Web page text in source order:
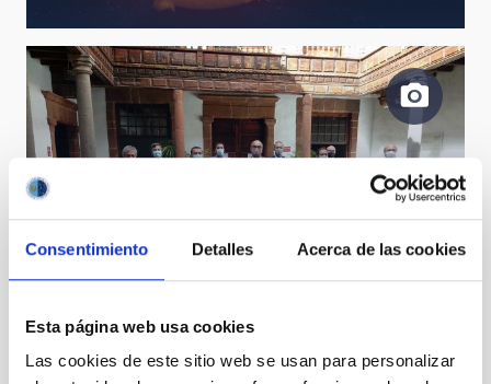
Consentimiento Detalles Acerca de las cookies
Esta página web usa cookies
Las cookies de este sitio web se usan para personalizar
Algunas de las autoridades políticas y
de La Palma